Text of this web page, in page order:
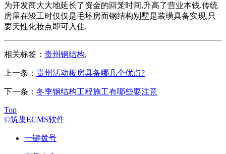
为开发商大大地延长了资金的回笼时间,升高了营业本钱.传统
房屋在竣工时仅仅是毛坯房而钢结构别墅是装璜具备实现,只
要天性化妆点即可入住.
相关标签： 贵州钢结构,
上一条： 贵州活动板房具备哪几个优点?
下一条： 冬季钢结构工程施工有哪些要注意
Top
©筑巢ECMS软件
一键拨号